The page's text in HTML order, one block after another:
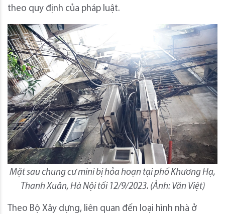
theo quy định của pháp luật.
Mặt sau chung cư mini bị hỏa hoạn tại phố Khương Hạ,
Thanh Xuân, Hà Nội tối 12/9/2023. (Ảnh: Văn Việt)
Theo Bộ Xây dựng, liên quan đến loại hình nhà ở